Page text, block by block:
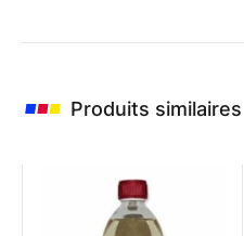
Produits similaires